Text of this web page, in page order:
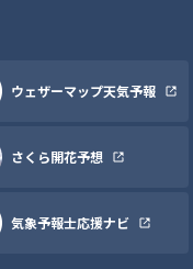
ウェザーマップ天気予報
さくら開花予想
気象予報士応援ナビ